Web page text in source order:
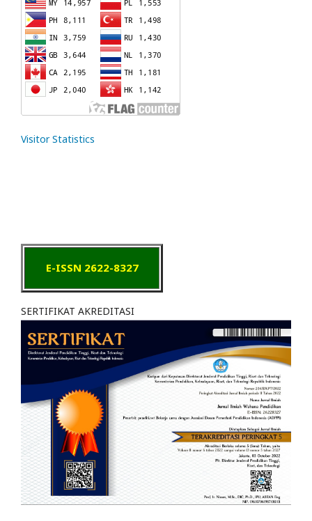
Visitor Statistics
E-ISSN 2622-8327
SERTIFIKAT AKREDITASI